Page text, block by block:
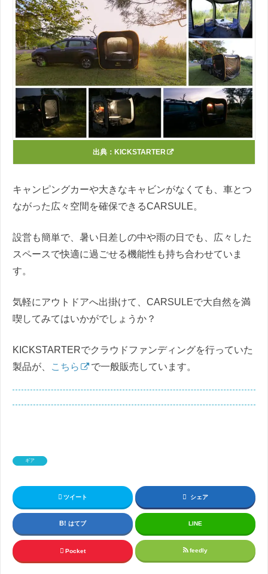
出典： KICKSTARTER
キャンピングカーや大きなキャビンがなくても、車とつ
ながった広々空間を確保できるCARSULE。
設営も簡単で、暑い日差しの中や雨の日でも、広々した
スペースで快適に過ごせる機能性も持ち合わせていま
す。
気軽にアウトドアへ出掛けて、CARSULEで大自然を満
喫してみてはいかがでしょうか？
KICKSTARTERでクラウドファンディングを行っていた
製品が、
こちら で一般販売しています。
ギア
ツイート シェア
はてブ LINE
Pocket feedly